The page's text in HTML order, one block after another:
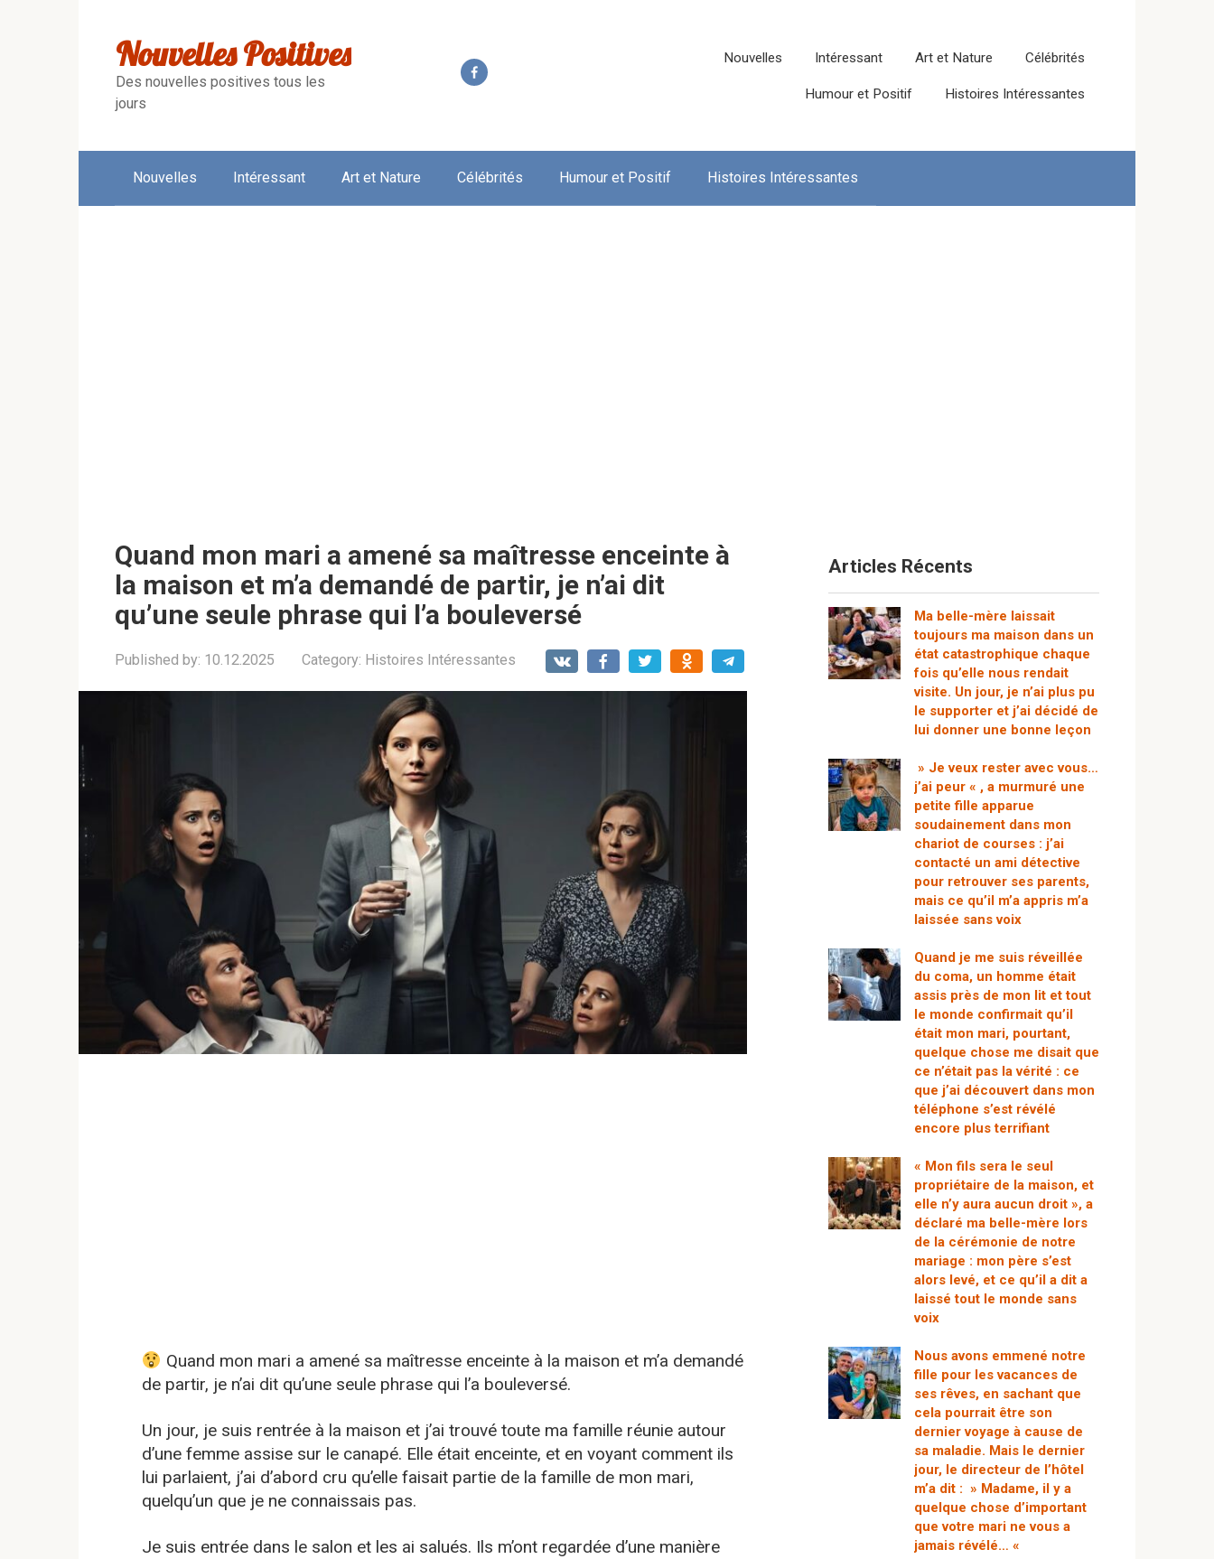
Nouvelles Positives
Des nouvelles positives tous les
jours
Nouvelles Intéressant Art et Nature Célébrités
Humour et Positif Histoires Intéressantes
Nouvelles Intéressant Art et Nature Célébrités Humour et Positif Histoires Intéressantes
Quand mon mari a amené sa maîtresse enceinte à
la maison et m’a demandé de partir, je n’ai dit
qu’une seule phrase qui l’a bouleversé
Published by: 10.12.2025 Category: Histoires Intéressantes
Quand mon mari a amené sa maîtresse enceinte à la maison et m’a demandé
de partir, je n’ai dit qu’une seule phrase qui l’a bouleversé.
Un jour, je suis rentrée à la maison et j’ai trouvé toute ma famille réunie autour
d’une femme assise sur le canapé. Elle était enceinte, et en voyant comment ils
lui parlaient, j’ai d’abord cru qu’elle faisait partie de la famille de mon mari,
quelqu’un que je ne connaissais pas.
Je suis entrée dans le salon et les ai salués. Ils m’ont regardée d’une manière
Articles Récents
Ma belle-mère laissait
toujours ma maison dans un
état catastrophique chaque
fois qu’elle nous rendait
visite. Un jour, je n’ai plus pu
le supporter et j’ai décidé de
lui donner une bonne leçon
» Je veux rester avec vous…
j’ai peur « , a murmuré une
petite fille apparue
soudainement dans mon
chariot de courses : j’ai
contacté un ami détective
pour retrouver ses parents,
mais ce qu’il m’a appris m’a
laissée sans voix
Quand je me suis réveillée
du coma, un homme était
assis près de mon lit et tout
le monde confirmait qu’il
était mon mari, pourtant,
quelque chose me disait que
ce n’était pas la vérité : ce
que j’ai découvert dans mon
téléphone s’est révélé
encore plus terrifiant
« Mon fils sera le seul
propriétaire de la maison, et
elle n’y aura aucun droit », a
déclaré ma belle-mère lors
de la cérémonie de notre
mariage : mon père s’est
alors levé, et ce qu’il a dit a
laissé tout le monde sans
voix
Nous avons emmené notre
fille pour les vacances de
ses rêves, en sachant que
cela pourrait être son
dernier voyage à cause de
sa maladie. Mais le dernier
jour, le directeur de l’hôtel
m’a dit : » Madame, il y a
quelque chose d’important
que votre mari ne vous a
jamais révélé… «